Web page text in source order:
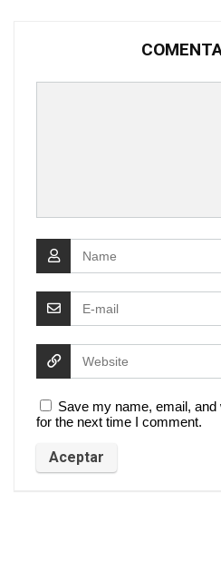
Save my name, email,
for the next time I comment.